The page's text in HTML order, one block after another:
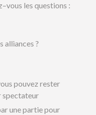
les questions :
alliances ?
pouvez rester
spectateur
une partie pour